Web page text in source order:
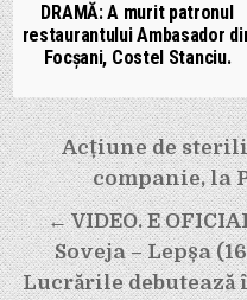
DRAMĂ: A murit patronul
restaurantului Ambasador
Focșani, Costel Stanciu.
Navigare
în
articole
Acțiune de
companie, la
← VIDEO. E
Soveja – Lepșa
Lucrările debutează